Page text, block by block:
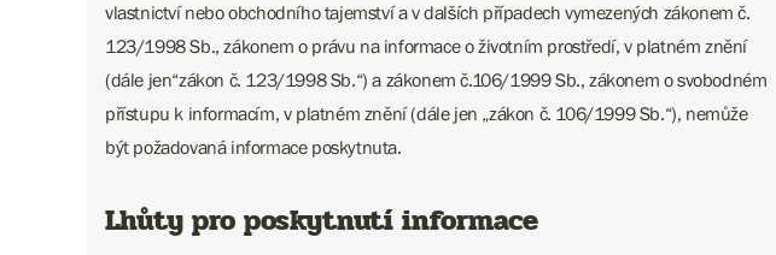
vlastnictví nebo obchodního tajemství a v dalších případech vymezených zákonem č.
123/1998 Sb., zákonem o právu na informace o životním prostředí, v platném znění
(dále jen“zákon č. 123/1998 Sb.“) a zákonem č.106/1999 Sb., zákonem o svobodném
přístupu k informacím, v platném znění (dále jen „zákon č. 106/1999 Sb.“), nemůže
být požadovaná informace poskytnuta.
Lhůty pro poskytnutí informace